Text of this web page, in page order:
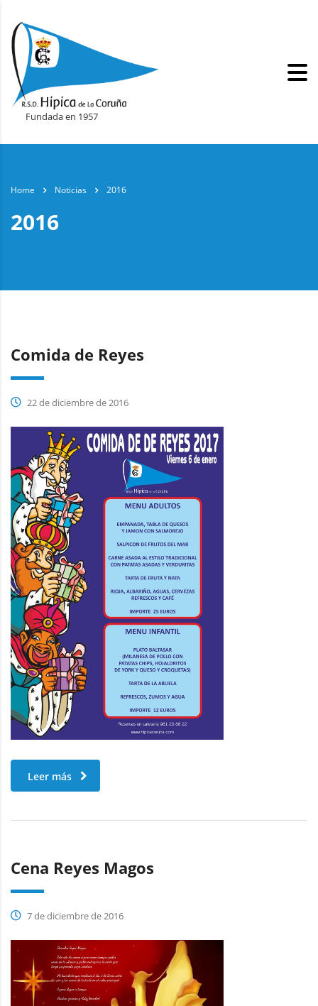
Fundada en 1957
Home Noticias 2016
2016
Comida de Reyes
22 de diciembre de 2016
Leer más
Cena Reyes Magos
7 de diciembre de 2016